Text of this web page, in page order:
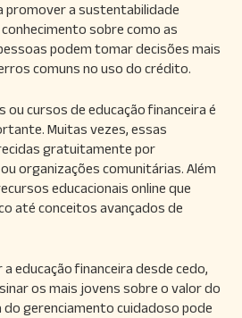
promover a sustentabilidade
sobre como as
podem tomar decisões mais
comuns no uso do crédito.
cursos de educação financeira é
Muitas vezes, essas
gratuitamente por
organizações comunitárias. Além
educacionais online que
até conceitos avançados de
educação financeira desde cedo,
os mais jovens sobre o valor do
do gerenciamento cuidadoso pode